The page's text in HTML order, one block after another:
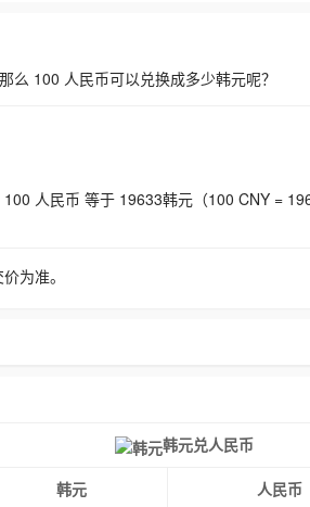
100 人民币可以兑换成多少韩元呢？
人民币 等于 19633韩元（100 CNY =
为准。
韩元兑人民币
韩元
人民币